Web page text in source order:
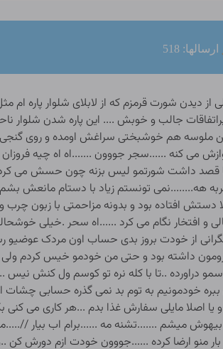
ارسالها: 518
دیدن شورت قرمزم که از لابلای شلوار پاره
جالب و خوبش .... این پاره شدن شلوار
ملوسه هم خوشبختی سراغش اومده و روی
می کنه ......سجر جووون .......اه اه چیه
قصد داشت شورتمو لیس بزنه چون حسش می
هه........نمی تونستم زیاد با دستام مانعش بشم
دستش افتاده بود و بدونه مزاحمتی با زبون
و افتخار نگام می کرد ......اه سحر .خیلی
از خودت بروز بدی حساب اون مردک
داشته بود و حتی من خودمو خیس کردم
دراورده ..تا با کله نره تو کوسم ول کنش
خودمونیم به توم بد نمی گذره حسابی
یا اصلا مایلی سفارش غذا بدم ...هر کاری می
میشم .......تشنه مه ......برام اب بیار //
منو ارضا کرده ......جووون خودت ازم دورش کن